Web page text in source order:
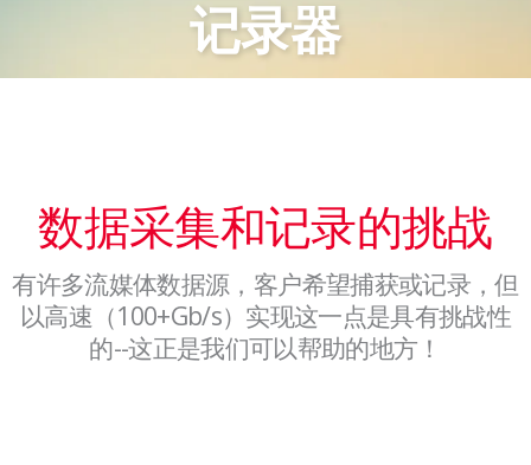
记录器
数据采集和记录的挑战
有许多流媒体数据源，客户希望捕获或记录，但
以高速（100+Gb/s）实现这一点是具有挑战性
的--这正是我们可以帮助的地方！